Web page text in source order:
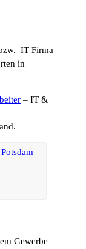
IT Firma
in
– IT &
Gewerbe